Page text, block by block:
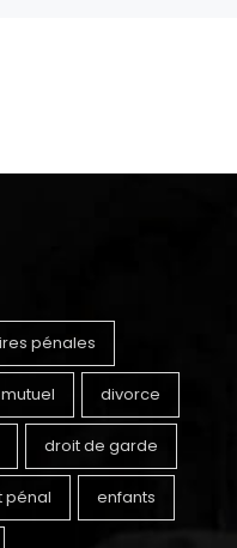
pénales
divorce
droit de garde
pénal enfants